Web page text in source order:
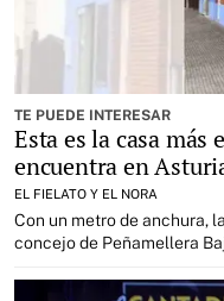
TE PUEDE INTERESAR
Esta es la casa más
encuentra en
EL FIELATO Y EL NORA
Con un metro de anchura,
concejo de Peñamellera